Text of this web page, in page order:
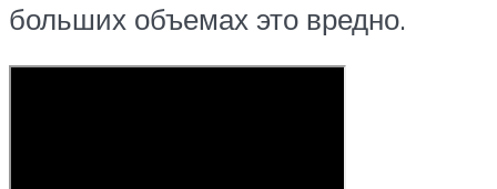
больших объемах это вредно.